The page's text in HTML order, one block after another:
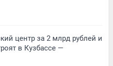
центр за 2 млрд рублей и
в Кузбассе —